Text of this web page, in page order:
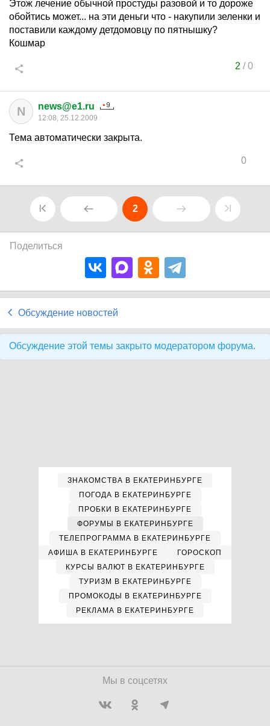
Этож лечение обычной простуды разовой и то дороже
обойтись может... на эти деньги что - накупили зеленки и
поставили каждому детдомовцу по пятнышку?
Кошмар
2 /0
N news@e1.ru
12:08, 25.12.2009
Тема автоматически закрыта.
0
2
Поделиться
Обсуждение новостей
Обсуждение этой темы закрыто модератором форума.
ЗНАКОМСТВА В ЕКАТЕРИНБУРГЕ
ПОГОДА В ЕКАТЕРИНБУРГЕ
ПРОБКИ В ЕКАТЕРИНБУРГЕ
ФОРУМЫ В ЕКАТЕРИНБУРГЕ
ТЕЛЕПРОГРАММА В ЕКАТЕРИНБУРГЕ
АФИША В ЕКАТЕРИНБУРГЕ
ГОРОСКОП
КУРСЫ ВАЛЮТ В ЕКАТЕРИНБУРГЕ
ТУРИЗМ В ЕКАТЕРИНБУРГЕ
ПРОМОКОДЫ В ЕКАТЕРИНБУРГЕ
РЕКЛАМА В ЕКАТЕРИНБУРГЕ
Мы в соцсетях